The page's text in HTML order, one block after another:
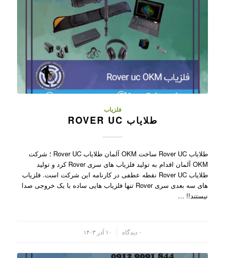
فلزیاب
طلایاب ROVER UC
طلایاب Rover UC ساخت OKM آلمان طلایاب Rover UC ؛ شرکت
OKM آلمان اقدام به تولید فلزیاب های سری Rover کرد و تولید
طلایاب Rover UC نقطه عطفی در کارنامه این شرکت است. فلزیاب
های سه بعدی سری Rover تنها فلزیاب هایی ساده با یک خروجی صدا
نیستند!! …
۰ دیدگاه ۱۰ آذر ۱۴۰۳